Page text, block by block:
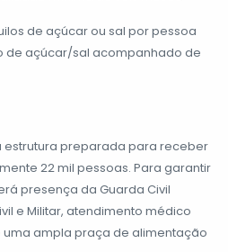
de açúcar ou sal por pessoa
de açúcar/sal acompanhado de
estrutura preparada para receber
22 mil pessoas. Para garantir
presença da Guarda Civil
e Militar, atendimento médico
ampla praça de alimentação